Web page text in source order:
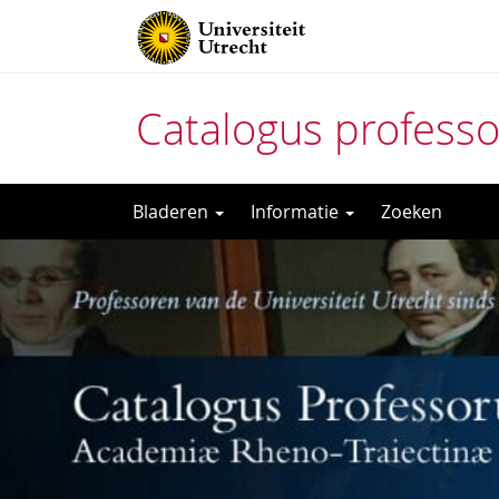
Catalogus
naar
het
inhoud
Bladeren Informatie Zoeken